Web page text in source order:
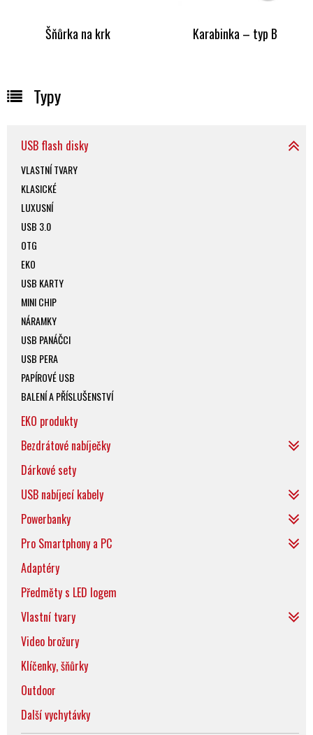
Šňůrka na krk Karabinka – typ B
Typy
USB flash disky
VLASTNÍ TVARY
KLASICKÉ
LUXUSNÍ
USB 3.0
OTG
EKO
USB KARTY
MINI CHIP
NÁRAMKY
USB PANÁČCI
USB PERA
PAPÍROVÉ USB
BALENÍ A PŘÍSLUŠENSTVÍ
EKO produkty
Bezdrátové nabíječky
Dárkové sety
USB nabíjecí kabely
Powerbanky
Pro Smartphony a PC
Adaptéry
Předměty s LED logem
Vlastní tvary
Video brožury
Klíčenky, šňůrky
Outdoor
Další vychytávky